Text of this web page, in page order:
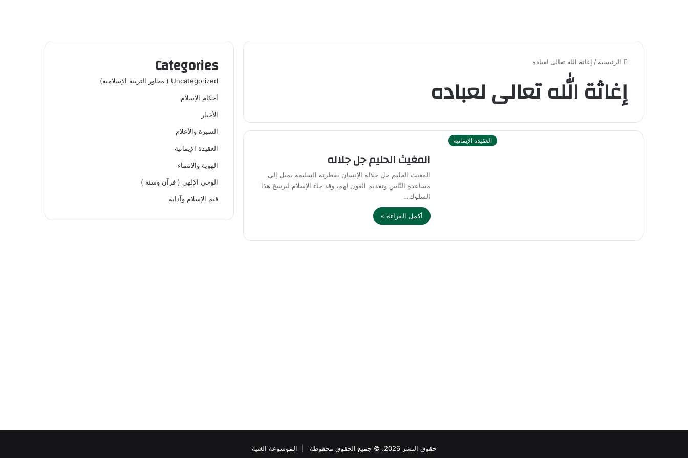
الرئيسية / إغاثة الله تعالى لعباده
إغاثة الله تعالى لعباده
العقيدة الإيمانية
المغيث الحليم جل جلاله
المغيث الحليم جل جلاله الإنسان بفطرته السليمة يميل إلى
مساعدةِ النّاسِ وتقديم العون لهم، وقد جاءَ الإسلام ليرسخ هذا
السلوك…
أكمل القراءة »
Categories
Uncategorized ( محاور التربية الإسلامية)
أحكام الإسلام
الأخبار
السيرة والأعلام
العقيدة الإيمانية
الهوية والانتماء
الوحي الإلهي ( قرآن وسنة )
قيم الإسلام وآدابه
حقوق النشر 2026، © جميع الحقوق محفوظة | الموسوعة الغنية